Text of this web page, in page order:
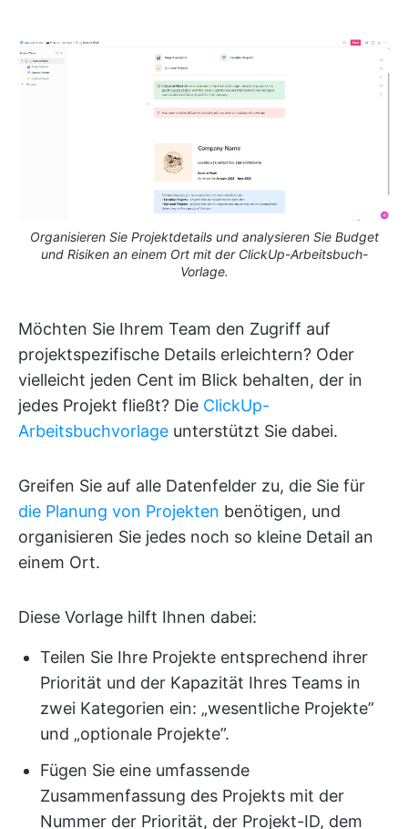
Organisieren Sie Projektdetails und analysieren Sie Budget
und Risiken an einem Ort mit der ClickUp-Arbeitsbuch-
Vorlage.
Möchten Sie Ihrem Team den Zugriff auf
projektspezifische Details erleichtern? Oder
vielleicht jeden Cent im Blick behalten, der in
jedes Projekt fließt? Die ClickUp-
Arbeitsbuchvorlage unterstützt Sie dabei.
Greifen Sie auf alle Datenfelder zu, die Sie für
die Planung von Projekten benötigen, und
organisieren Sie jedes noch so kleine Detail an
einem Ort.
Diese Vorlage hilft Ihnen dabei:
Teilen Sie Ihre Projekte entsprechend ihrer
Priorität und der Kapazität Ihres Teams in
zwei Kategorien ein: „wesentliche Projekte”
und „optionale Projekte”.
Fügen Sie eine umfassende
Zusammenfassung des Projekts mit der
Nummer der Priorität, der Projekt-ID, dem